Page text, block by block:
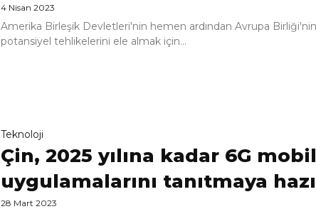
4 Nisan 2023
Amerika Birleşik Devletleri'nin hemen ardından Avrupa
potansiyel tehlikelerini ele almak için...
Teknoloji
Çin, 2025 yılına kadar 6G mobil
uygulamalarını tanıtmaya
28 Mart 2023